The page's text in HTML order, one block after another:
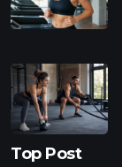
Top Post